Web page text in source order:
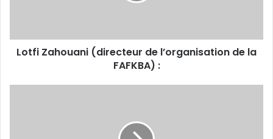
Lotfi Zahouani (directeur de l’organisation de la
FAFKBA) :